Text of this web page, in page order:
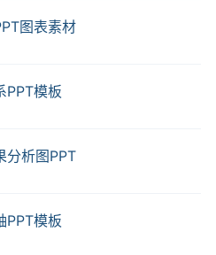
图表素材
PPT模板
分析图PPT
PPT模板